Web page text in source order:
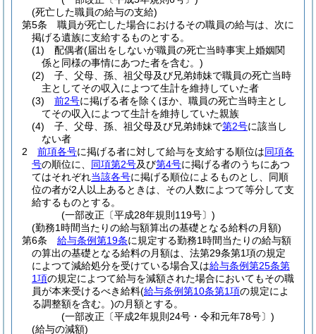
(死亡した職員の給与の支給)
第5条
職員が死亡した場合におけるその職員の給与は、次に
掲げる遺族に支給するものとする。
(1)
配偶者(届出をしないが職員の死亡当時事実上婚姻関
係と同様の事情にあつた者を含む。)
(2)
子、父母、孫、祖父母及び兄弟姉妹で職員の死亡当時
主としてその収入によつて生計を維持していた者
(3)
前2号に掲げる者を除くほか、職員の死亡当時主とし
てその収入によつて生計を維持していた親族
(4)
子、父母、孫、祖父母及び兄弟姉妹で第2号に該当し
ない者
2
前項各号に掲げる者に対して給与を支給する順位は同項各
号の順位に、 同項第2号及び第4号に掲げる者のうちにあつ
てはそれぞれ当該各号に掲げる順位によるものとし、同順
位の者が2人以上あるときは、その人数によつて等分して支
給するものとする。
(一部改正〔平成28年規則119号〕)
(勤務1時間当たりの給与額算出の基礎となる給料の月額)
第6条
給与条例第19条に規定する勤務1時間当たりの給与額
の算出の基礎となる給料の月額は、法第29条第1項の規定
によつて減給処分を受けている場合又は給与条例第25条第
1項の規定によつて給与を減額された場合においてもその職
員が本来受けるべき給料(給与条例第10条第1項の規定によ
る調整額を含む。)の月額とする。
(一部改正〔平成2年規則24号・令和元年78号〕)
(給与の減額)